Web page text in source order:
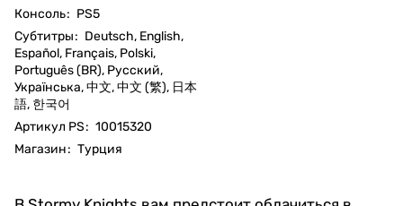
Консоль: PS5
Субтитры: Deutsch, English,
Español, Français, Polski,
Português (BR), Русский,
Українська, 中文, 中文 (繁), 日本
語, 한국어
Артикул PS: 10015320
Магазин: Турция